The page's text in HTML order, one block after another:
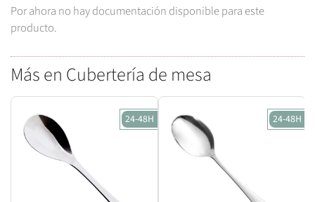
Por ahora no hay documentación disponible para este
producto.
Más en Cubertería de mesa
24-48H 24-48H